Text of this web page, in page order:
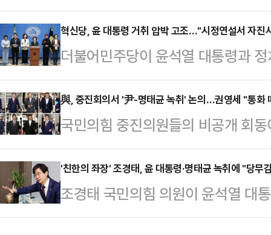
할 육성이 최초로 확인됐다"며 '탄
한 여론은 악화하는 게 불가피하다
면, 윤 대통령과 명 씨의 통화는 윤
2022년 5월 9…
회' 장외집회를 예고한 가운데, 이
다.윤석열 대통령과 정치 브로커 명
긴 육성 녹취가 민주당으로부터 공
집회는 윤 대통령을 향한 사실상의
이재명 대표는 31일 오후 페이스북
물결로 서울역을 뒤덮어달라"며 이
는 "악이 승…
혁신당, 윤 대통령 거취 압박 고조…"시정연설서 자진
더불어민주당이 윤석열 대통령과
정되는 음성 파일을 전격 공개하고
취록)이 최초로 확인됐다"는 주장
을 맞춰 윤 대통령이 '하야'를 해야
후 '3년은너무길다특별위원회(탄
민주당 탄핵 동참 촉구 기자회견'을
실이었다"며 "윤석열 대통령은 즉
같은날 오…
與, 중진회의서 '尹-명태균 녹취' 논의…권영세 "통화
국민의힘 중진의원들의 비공개 회
대통령과 정치 브로커 명태균 씨 간
의견이 모이거나 상세한 입장이 개
에 참석했던 권영세 의원은 통화 당
이 아니었던 관계로 큰 문제가 되지
'친한의 좌장' 조경태, 윤 대통령·명태균 녹취에 "당무
조경태 국민의힘 의원이 윤석열 대
개입 의혹 관련 녹취가 더불어민주